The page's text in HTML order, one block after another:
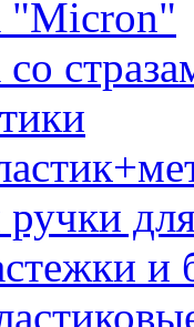
"Micron"
и